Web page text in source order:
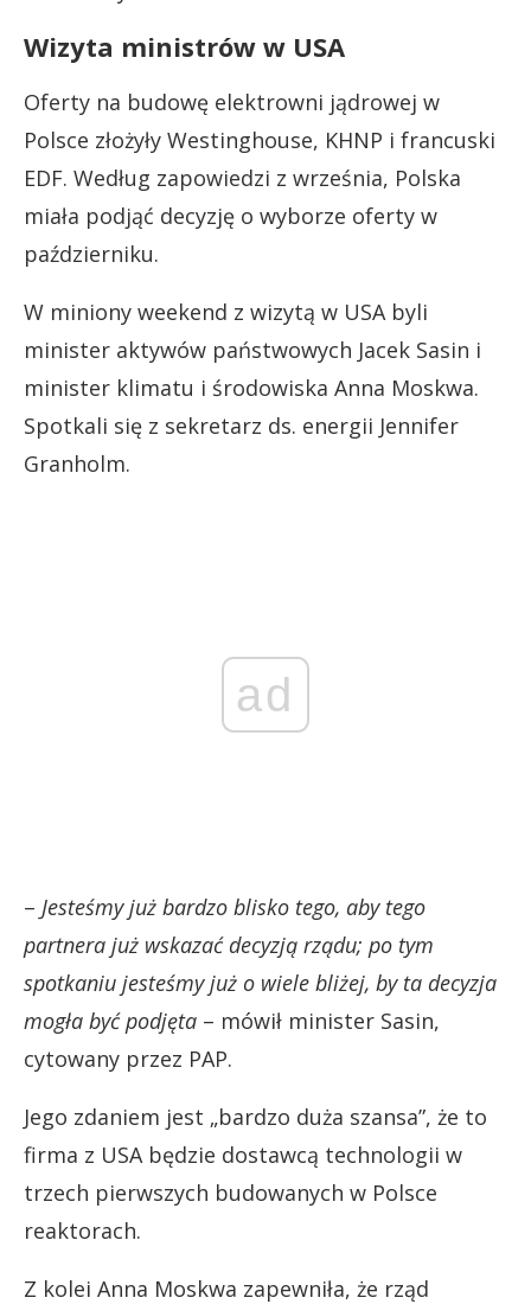
Wizyta ministrów w USA
Oferty na budowę elektrowni jądrowej w
Polsce złożyły Westinghouse, KHNP i francuski
EDF. Według zapowiedzi z września, Polska
miała podjąć decyzję o wyborze oferty w
październiku.
W miniony weekend z wizytą w USA byli
minister aktywów państwowych Jacek Sasin i
minister klimatu i środowiska Anna Moskwa.
Spotkali się z sekretarz ds. energii Jennifer
Granholm.
ad
– Jesteśmy już bardzo blisko tego, aby tego
partnera już wskazać decyzją rządu; po tym
spotkaniu jesteśmy już o wiele bliżej, by ta decyzja
mogła być podjęta – mówił minister Sasin,
cytowany przez PAP.
Jego zdaniem jest „bardzo duża szansa”, że to
firma z USA będzie dostawcą technologii w
trzech pierwszych budowanych w Polsce
reaktorach.
Z kolei Anna Moskwa zapewniła, że rząd